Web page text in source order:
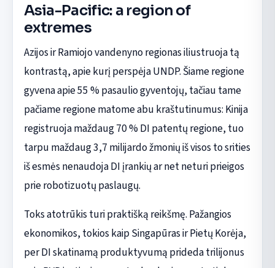
Asia-Pacific: a region of
extremes
Azijos ir Ramiojo vandenyno regionas iliustruoja tą
kontrastą, apie kurį perspėja UNDP. Šiame regione
gyvena apie 55 % pasaulio gyventojų, tačiau tame
pačiame regione matome abu kraštutinumus: Kinija
registruoja maždaug 70 % DI patentų regione, tuo
tarpu maždaug 3,7 milijardo žmonių iš visos to srities
iš esmės nenaudoja DI įrankių ar net neturi prieigos
prie robotizuotų paslaugų.
Toks atotrūkis turi praktišką reikšmę. Pažangios
ekonomikos, tokios kaip Singapūras ir Pietų Korėja,
per DI skatinamą produktyvumą prideda trilijonus